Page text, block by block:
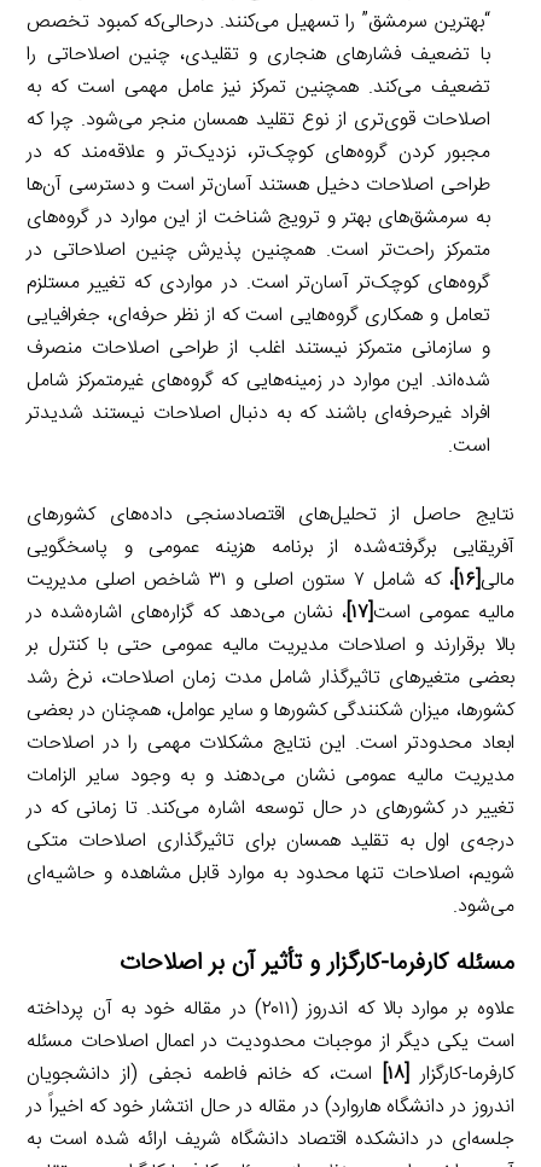
“بهترین سرمشق” را تسهیل می‌کنند. درحالی‌که کمبود تخصص
با تضعیف فشارهای هنجاری و تقلیدی، چنین اصلاحاتی را
تضعیف می‌کند. همچنین تمرکز نیز عامل مهمی است که به
اصلاحات قوی‌تری از نوع تقلید همسان منجر می‌شود. چرا که
مجبور کردن گروه‌های کوچک‌تر، نزدیک‌تر و علاقه‌مند که در
طراحی اصلاحات دخیل هستند آسان‌تر است و دسترسی آن‌ها
به سرمشق‌های بهتر و ترویج شناخت از این موارد در گروه‌های
متمرکز راحت‌تر است. همچنین پذیرش چنین اصلاحاتی در
گروه‌های کوچک‌تر آسان‌تر است. در مواردی که تغییر مستلزم
تعامل و همکاری گروه‌هایی است که از نظر حرفه‌ای، جغرافیایی
و سازمانی متمرکز نیستند اغلب از طراحی اصلاحات منصرف
شده‌اند. این موارد در زمینه‌هایی که گروه‌های غیرمتمرکز شامل
افراد غیرحرفه‌ای باشند که به دنبال اصلاحات نیستند شدیدتر
است.
نتایج حاصل از تحلیل‌های اقتصادسنجی داده‌های کشورهای
آفریقایی برگرفته‌شده از برنامه هزینه عمومی و پاسخگویی
مالی[۱۶]
، که شامل ۷ ستون اصلی و ۳۱ شاخص اصلی مدیریت
مالیه عمومی است[۱۷]
، نشان می‌دهد که گزاره‌های اشاره‌شده در
بالا برقرارند و اصلاحات مدیریت مالیه عمومی حتی با کنترل بر
بعضی متغیرهای تاثیرگذار شامل مدت زمان اصلاحات، نرخ رشد
کشورها، میزان شکنندگی کشورها و سایر عوامل، همچنان در بعضی
ابعاد محدودتر است. این نتایج مشکلات مهمی را در اصلاحات
مدیریت مالیه عمومی نشان می‌دهند و به وجود سایر الزامات
تغییر در کشورهای در حال توسعه اشاره می‌کند. تا زمانی که در
درجه‌ی اول به تقلید همسان برای تاثیرگذاری اصلاحات متکی
شویم، اصلاحات تنها محدود به موارد قابل مشاهده و حاشیه‌ای
می‌شود.
مسئله کارفرما-کارگزار و تأثیر آن بر اصلاحات
علاوه بر موارد بالا که اندروز (۲۰۱۱) در مقاله خود به آن پرداخته
است یکی دیگر از موجبات محدودیت در اعمال اصلاحات مسئله
کارفرما-کارگزار [۱۸]
است، که خانم فاطمه نجفی (از دانشجویان
اندروز در دانشگاه هاروارد) در مقاله در حال انتشار خود که اخیراً در
جلسه‌ای در دانشکده اقتصاد دانشگاه شریف ارائه شده است به